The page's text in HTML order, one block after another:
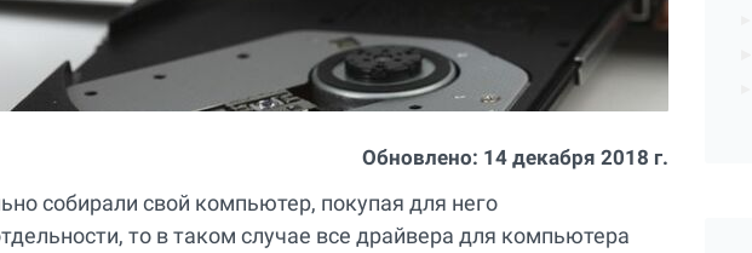
Обновлено: 14 декабря 2018 г.
собирали свой компьютер, покупая для него
то в таком случае все драйвера для компьютера